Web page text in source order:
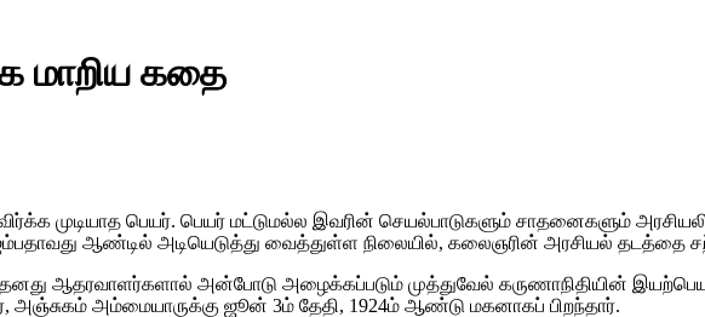
மாறிய கதை
முடியாத பெயர். பெயர் மட்டுமல்ல இவரின் செயல்பாடுகளும் சாதனைகளும்
ஆண்டில் அடியெடுத்து வைத்துள்ள நிலையில், கலைஞரின் அரசியல் தடத்தை
ஆதரவாளர்களால் அன்போடு அழைக்கப்படும் முத்துவேல் கருணாநிதியின் இயற்பெயர்
அஞ்சுகம் அம்மையாருக்கு ஜூன் 3ம் தேதி, 1924ம் ஆண்டு மகனாகப் பிறந்தார்.